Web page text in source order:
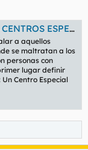
EMPLEO» - Onda Guanche
a aquellos
se maltratan a los
personas con
lugar definir
Centro Especial